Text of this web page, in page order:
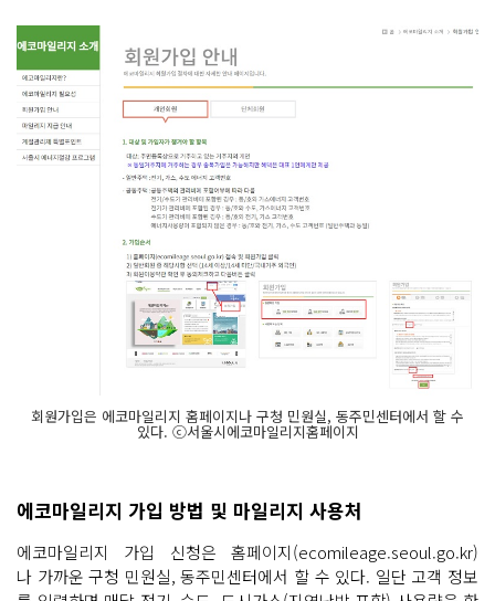
회원가입은 에코마일리지 홈페이지나 구청 민원실, 동주민센터에서 할 수
있다. ⓒ서울시에코마일리지홈페이지
에코마일리지 가입 방법 및 마일리지 사용처
에코마일리지 가입 신청은 홈페이지(ecomileage.seoul.go.kr)
나 가까운 구청 민원실, 동주민센터에서 할 수 있다. 일단 고객 정보